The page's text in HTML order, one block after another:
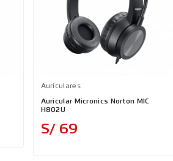
Auriculares
Auricular Micronics Norton MIC
H802U
S/ 69